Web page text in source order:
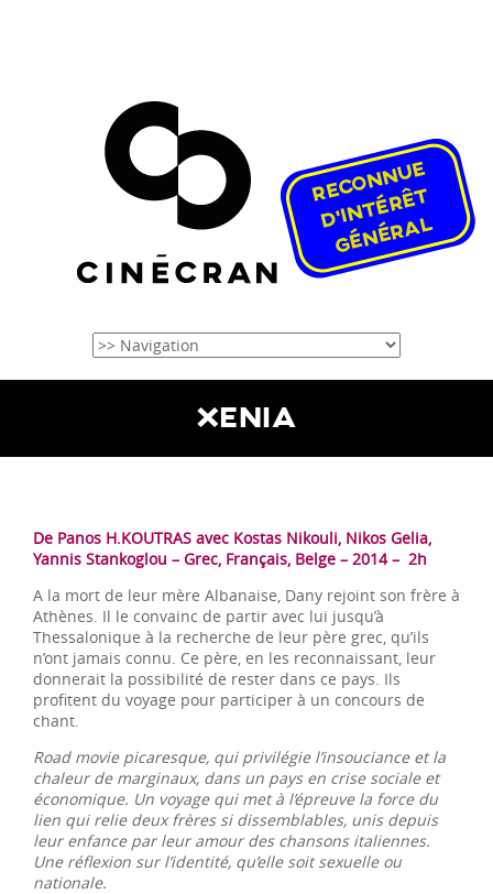
XENIA
De Panos H.KOUTRAS avec Kostas Nikouli, Nikos Gelia,
Yannis Stankoglou – Grec, Français, Belge – 2014 – 2h
A la mort de leur mère Albanaise, Dany rejoint son frère à
Athènes. Il le convainc de partir avec lui jusqu’à
Thessalonique à la recherche de leur père grec, qu’ils
n’ont jamais connu. Ce père, en les reconnaissant, leur
donnerait la possibilité de rester dans ce pays. Ils
profitent du voyage pour participer à un concours de
chant.
Road movie picaresque, qui privilégie l’insouciance et la
chaleur de marginaux, dans un pays en crise sociale et
économique. Un voyage qui met à l’épreuve la force du
lien qui relie deux frères si dissemblables, unis depuis
leur enfance par leur amour des chansons italiennes.
Une réflexion sur l’identité, qu’elle soit sexuelle ou
nationale.